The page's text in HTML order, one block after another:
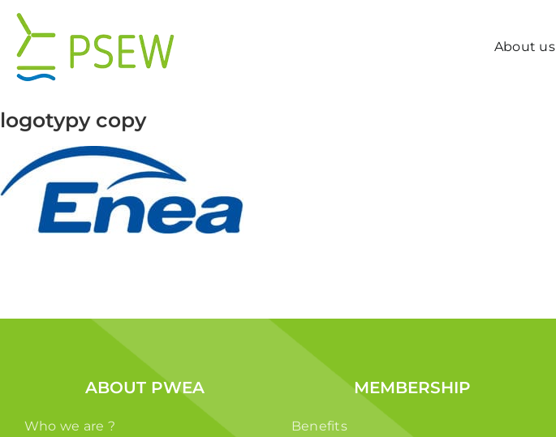
Skip
content
About us
logotypy copy
ABOUT PWEA
Who we are ?
MEMBERSHIP
Benefits